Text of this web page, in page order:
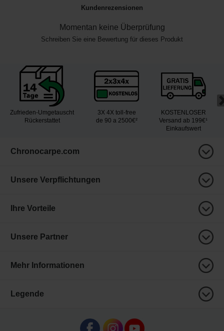
Kundenrezensionen
Momentan keine Überprüfung
Schreiben Sie eine Bewertung für dieses Produkt
Zufrieden-Umgetauscht
Rückerstattet
3X 4X toll-free
de 90 a 2500€²
KOSTENLOSER
Versand ab 199€¹
Einkaufswert
Chronocarpe.com
Unsere Verpflichtungen
Ihre Vorteile
Unsere Partner
Mehr Informationen
Legende